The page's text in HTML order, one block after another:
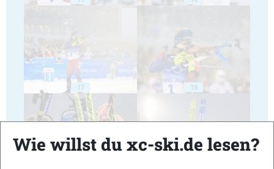
17 18
Wie willst du xc-ski.de lesen?